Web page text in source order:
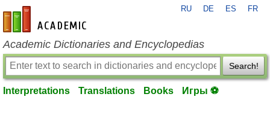
en-academic.com
RU DE ES FR
Academic Dictionaries and Encyclopedias
Search!
Interpretations Translations Books Игры ⚽